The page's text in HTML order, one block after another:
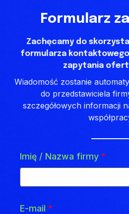
Formularz
Zachęcamy do
formularza kontaktowego
zapytania
Wiadomość zostanie
do przedstawiciela
szczegółowych informacji
Imię / Nazwa firmy *
E-mail *